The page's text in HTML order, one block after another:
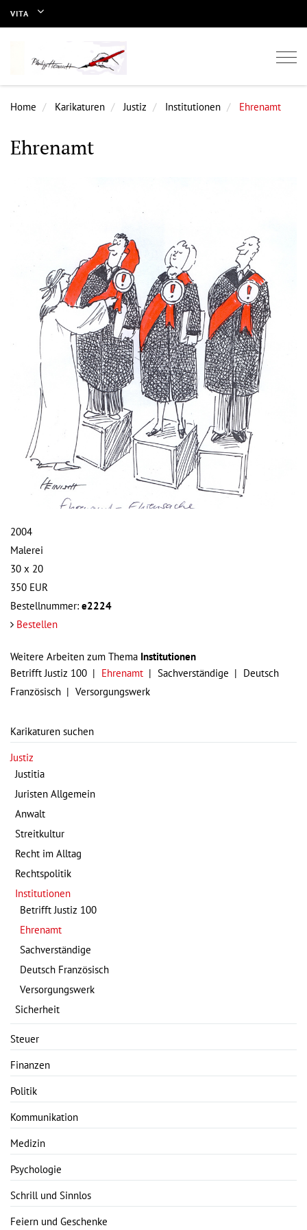
VITA
Home Karikaturen Justiz Institutionen Ehrenamt
Ehrenamt
2004
Malerei
30 x 20
350 EUR
Bestellnummer: e2224
Bestellen
Weitere Arbeiten zum Thema Institutionen
Betrifft Justiz 100
Ehrenamt Sachverständige
Deutsch
Französisch
Versorgungswerk
Karikaturen suchen
Justiz
Justitia
Juristen Allgemein
Anwalt
Streitkultur
Recht im Alltag
Rechtspolitik
Institutionen
Betrifft Justiz 100
Ehrenamt
Sachverständige
Deutsch Französisch
Versorgungswerk
Sicherheit
Steuer
Finanzen
Politik
Kommunikation
Medizin
Psychologie
Schrill und Sinnlos
Feiern und Geschenke